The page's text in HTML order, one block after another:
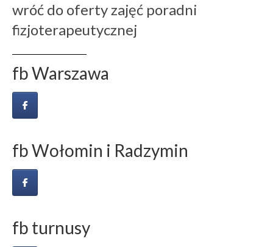
wróć do oferty zajęć poradni
fizjoterapeutycznej
fb Warszawa
fb Wołomin i Radzymin
fb turnusy